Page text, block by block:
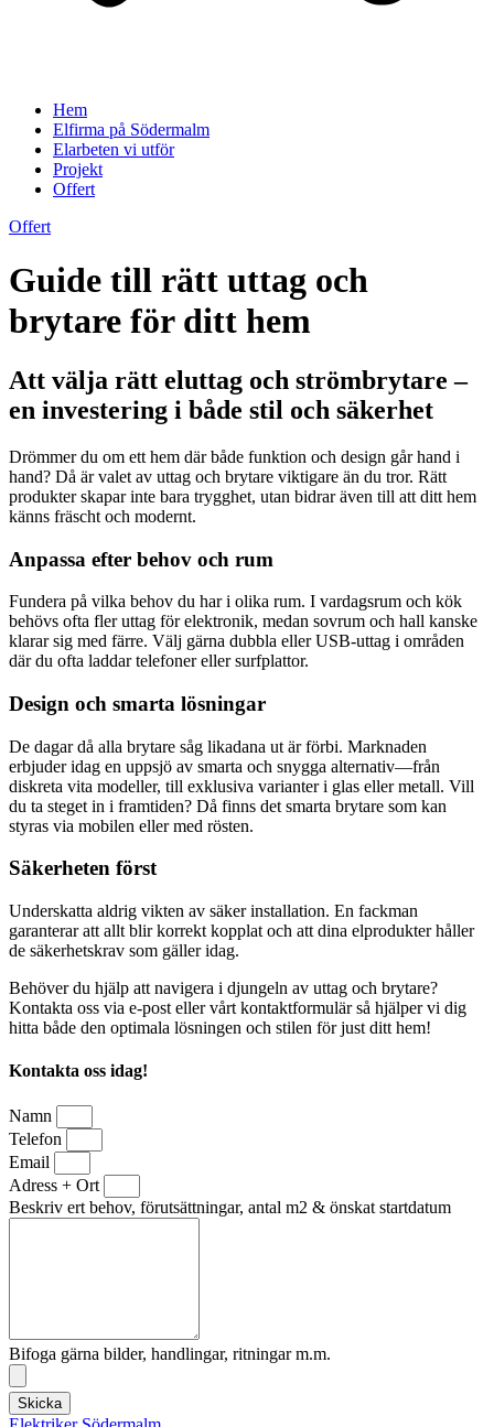
Hem
Elfirma på Södermalm
Elarbeten vi utför
Projekt
Offert
Offert
Guide till rätt uttag och
brytare för ditt hem
Att välja rätt eluttag och strömbrytare –
en investering i både stil och säkerhet
Drömmer du om ett hem där både funktion och design går hand i
hand? Då är valet av uttag och brytare viktigare än du tror. Rätt
produkter skapar inte bara trygghet, utan bidrar även till att ditt hem
känns fräscht och modernt.
Anpassa efter behov och rum
Fundera på vilka behov du har i olika rum. I vardagsrum och kök
behövs ofta fler uttag för elektronik, medan sovrum och hall kanske
klarar sig med färre. Välj gärna dubbla eller USB-uttag i områden
där du ofta laddar telefoner eller surfplattor.
Design och smarta lösningar
De dagar då alla brytare såg likadana ut är förbi. Marknaden
erbjuder idag en uppsjö av smarta och snygga alternativ—från
diskreta vita modeller, till exklusiva varianter i glas eller metall. Vill
du ta steget in i framtiden? Då finns det smarta brytare som kan
styras via mobilen eller med rösten.
Säkerheten först
Underskatta aldrig vikten av säker installation. En fackman
garanterar att allt blir korrekt kopplat och att dina elprodukter håller
de säkerhetskrav som gäller idag.
Behöver du hjälp att navigera i djungeln av uttag och brytare?
Kontakta oss via e-post eller vårt kontaktformulär så hjälper vi dig
hitta både den optimala lösningen och stilen för just ditt hem!
Kontakta oss idag!
Namn
Telefon
Email
Adress + Ort
Beskriv ert behov, förutsättningar, antal m2 & önskat startdatum
Bifoga gärna bilder, handlingar, ritningar m.m.
Skicka